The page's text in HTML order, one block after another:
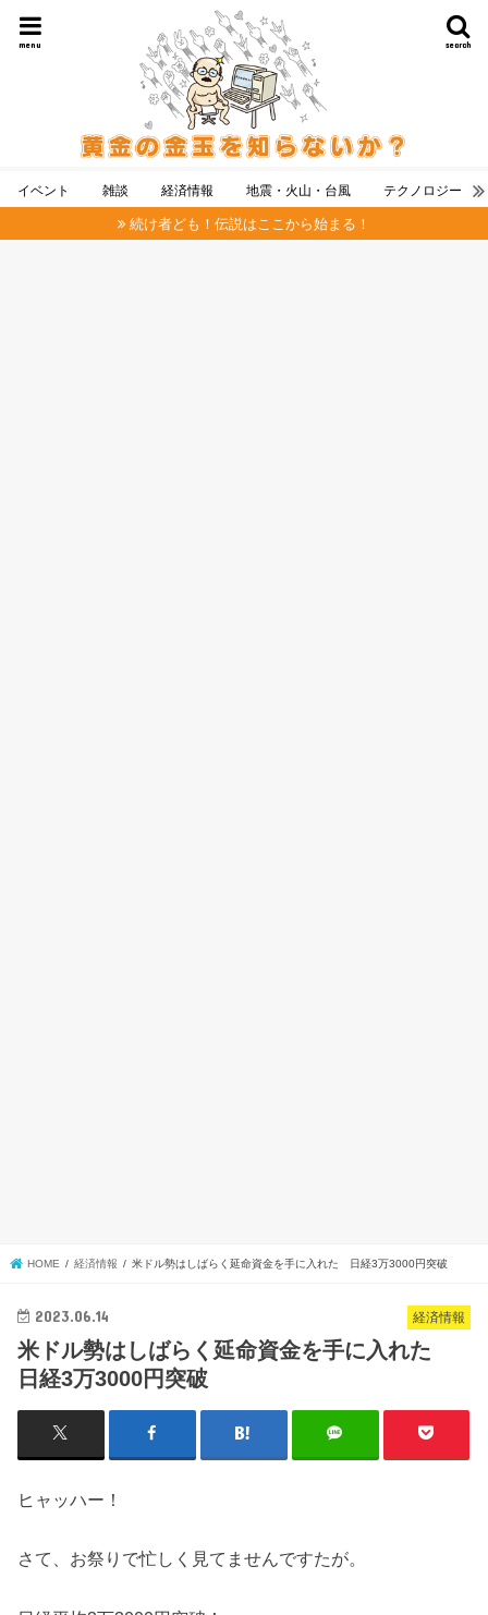
search
menu
イベント 雑談 経済情報 地震・火山・台風 テクノロジー
続け者ども！伝説はここから始まる！
HOME 経済情報 米ドル勢はしばらく延命資金を手に入れた 日経3万3000円突破
経済情報
2023.06.14
米ドル勢はしばらく延命資金を手に入れた
日経3万3000円突破
ヒャッハー！
さて、お祭りで忙しく見てませんですたが。